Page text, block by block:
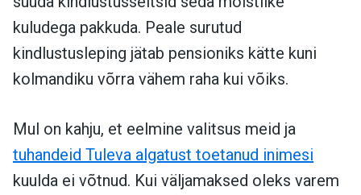
kuludega pakkuda. Peale surutud
kindlustusleping jätab pensioniks kätte kuni
kolmandiku võrra vähem raha kui võiks.
Mul on kahju, et eelmine valitsus meid ja
tuhandeid Tuleva algatust toetanud inimesi
kuulda ei võtnud. Kui väljamaksed oleks varem